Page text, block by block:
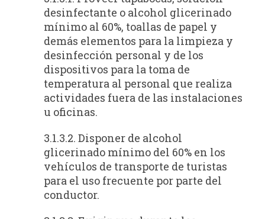
desinfectante o alcohol glicerinado
mínimo al 60%, toallas de papel y
demás elementos para la limpieza y
desinfección personal y de los
dispositivos para la toma de
temperatura al personal que realiza
actividades fuera de las instalaciones
u oficinas.
3.1.3.2. Disponer de alcohol
glicerinado mínimo del 60% en los
vehículos de transporte de turistas
para el uso frecuente por parte del
conductor.